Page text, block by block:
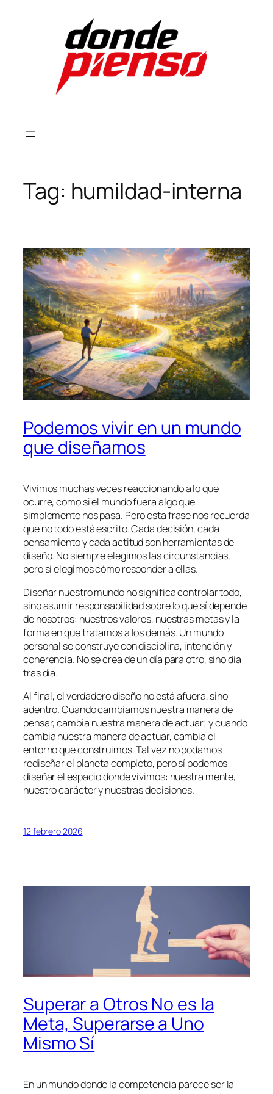
Tag: humildad-interna
Podemos vivir en un mundo
que diseñamos
Vivimos muchas veces reaccionando a lo que
ocurre, como si el mundo fuera algo que
simplemente nos pasa. Pero esta frase nos recuerda
que no todo está escrito. Cada decisión, cada
pensamiento y cada actitud son herramientas de
diseño. No siempre elegimos las circunstancias,
pero sí elegimos cómo responder a ellas.
Diseñar nuestro mundo no significa controlar todo,
sino asumir responsabilidad sobre lo que sí depende
de nosotros: nuestros valores, nuestras metas y la
forma en que tratamos a los demás. Un mundo
personal se construye con disciplina, intención y
coherencia. No se crea de un día para otro, sino día
tras día.
Al final, el verdadero diseño no está afuera, sino
adentro. Cuando cambiamos nuestra manera de
pensar, cambia nuestra manera de actuar; y cuando
cambia nuestra manera de actuar, cambia el
entorno que construimos. Tal vez no podamos
rediseñar el planeta completo, pero sí podemos
diseñar el espacio donde vivimos: nuestra mente,
nuestro carácter y nuestras decisiones.
12 febrero 2026
Superar a Otros No es la
Meta, Superarse a Uno
Mismo Sí
En un mundo donde la competencia parece ser la